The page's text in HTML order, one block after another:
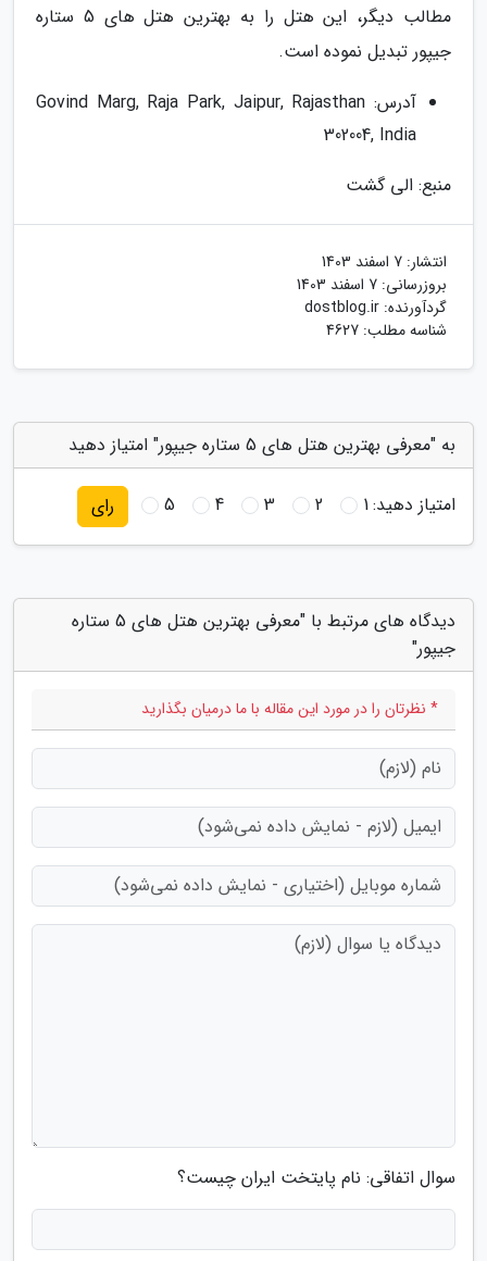
مطالب دیگر، این هتل را به بهترین هتل های 5 ستاره
جیپور تبدیل نموده است.
آدرس: Govind Marg, Raja Park, Jaipur, Rajasthan
302004, India
منبع: الی گشت
انتشار: 7 اسفند 1403
بروزرسانی: 7 اسفند 1403
گردآورنده: dostblog.ir
شناسه مطلب: 4627
به "معرفی بهترین هتل های 5 ستاره جیپور" امتیاز دهید
امتیاز دهید:1
2
3
4
5 رای
دیدگاه های مرتبط با "معرفی بهترین هتل های 5 ستاره
جیپور"
* نظرتان را در مورد این مقاله با ما درمیان بگذارید
سوال اتفاقی: نام پایتخت ایران چیست؟